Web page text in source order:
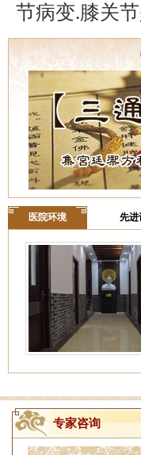
节病变.膝关
医院环境 先进
专家咨询